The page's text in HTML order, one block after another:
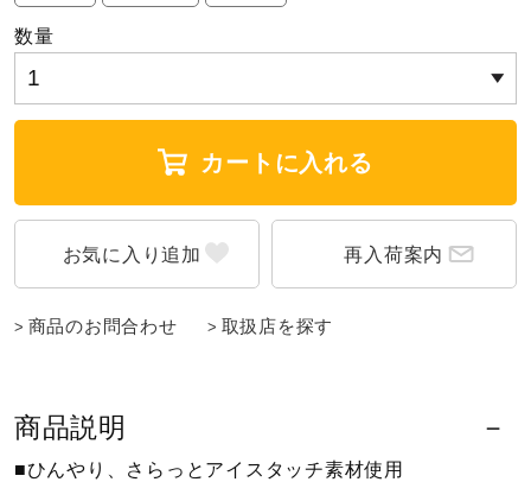
柔道
ワーキング
数量
カートに入れる
再入荷案内
商品のお問合わせ 取扱店を探す
商品説明
■ひんやり、さらっとアイスタッチ素材使用